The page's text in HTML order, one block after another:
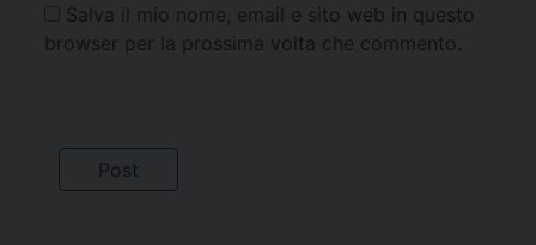
Salva il mio nome, email e sito web in questo
browser per la prossima volta che commento.